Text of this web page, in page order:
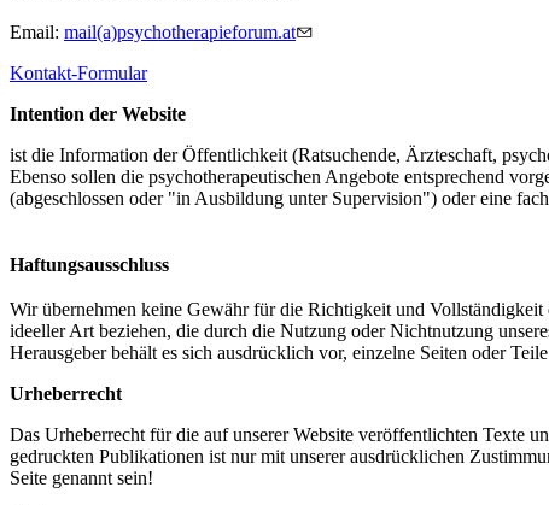
Email: mail(a)psychotherapieforum.at
Kontakt-Formular
Intention der Website
ist die Information der Öffentlichkeit (Ratsuchende, Ärzteschaft,
Ebenso sollen die psychotherapeutischen Angebote entsprechend
(abgeschlossen oder "in Ausbildung unter Supervision") oder eine
Haftungsausschluss
Wir übernehmen keine Gewähr für die Richtigkeit und Vollständigkeit
ideeller Art beziehen, die durch die Nutzung oder Nichtnutzung
Herausgeber behält es sich ausdrücklich vor, einzelne Seiten oder
Urheberrecht
Das Urheberrecht für die auf unserer Website veröffentlichten Texte
gedruckten Publikationen ist nur mit unserer ausdrücklichen
Seite genannt sein!